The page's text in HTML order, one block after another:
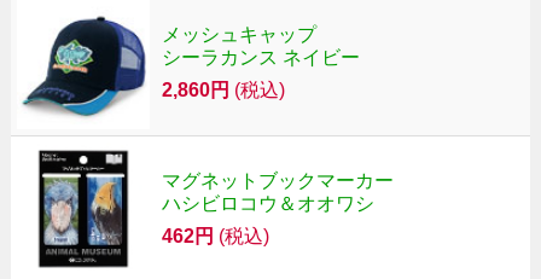
メッシュキャップ
シーラカンス ネイビー
2,860円 (税込)
マグネットブックマーカー
ハシビロコウ＆オオワシ
462円 (税込)